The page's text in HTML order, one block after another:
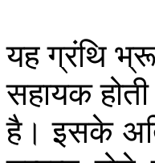
यह ग्रंथि
सहायक होती
है। इसके